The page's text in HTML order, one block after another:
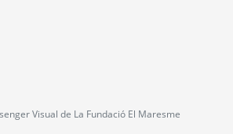
Visual de La Fundació El Maresme